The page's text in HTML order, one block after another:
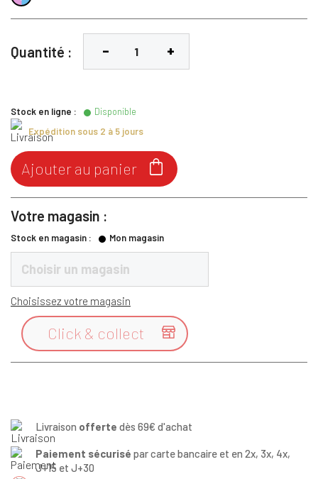
Quantité :
Stock en ligne :
Disponible
Expédition sous 2 à 5 jours

Ajouter au panier
Votre magasin :
Stock en magasin : Mon magasin
Choisir un magasin
Choisissez votre magasin

Click & collect
Livraison offerte dès 69€ d'achat
Paiement sécurisé par carte bancaire et en 2x, 3x, 4x,
J+15 et J+30